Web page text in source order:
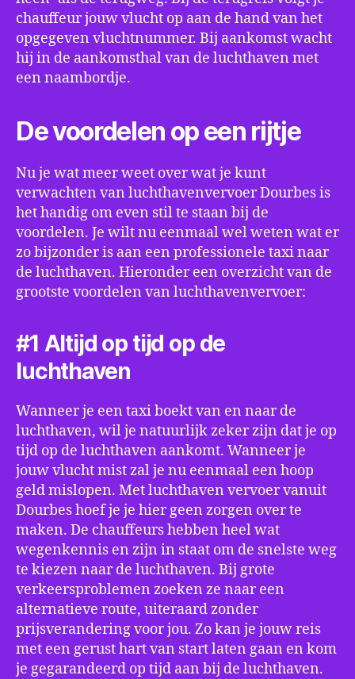
chauffeur jouw vlucht op aan de hand van het
opgegeven vluchtnummer. Bij aankomst wacht
hij in de aankomsthal van de luchthaven met
een naambordje.
De voordelen op een rijtje
Nu je wat meer weet over wat je kunt
verwachten van luchthavenvervoer Dourbes is
het handig om even stil te staan bij de
voordelen. Je wilt nu eenmaal wel weten wat er
zo bijzonder is aan een professionele taxi naar
de luchthaven. Hieronder een overzicht van de
grootste voordelen van luchthavenvervoer:
#1 Altijd op tijd op de
luchthaven
Wanneer je een taxi boekt van en naar de
luchthaven, wil je natuurlijk zeker zijn dat je op
tijd op de luchthaven aankomt. Wanneer je
jouw vlucht mist zal je nu eenmaal een hoop
geld mislopen. Met luchthaven vervoer vanuit
Dourbes hoef je je hier geen zorgen over te
maken. De chauffeurs hebben heel wat
wegenkennis en zijn in staat om de snelste weg
te kiezen naar de luchthaven. Bij grote
verkeersproblemen zoeken ze naar een
alternatieve route, uiteraard zonder
prijsverandering voor jou. Zo kan je jouw reis
met een gerust hart van start laten gaan en kom
je gegarandeerd op tijd aan bij de luchthaven.